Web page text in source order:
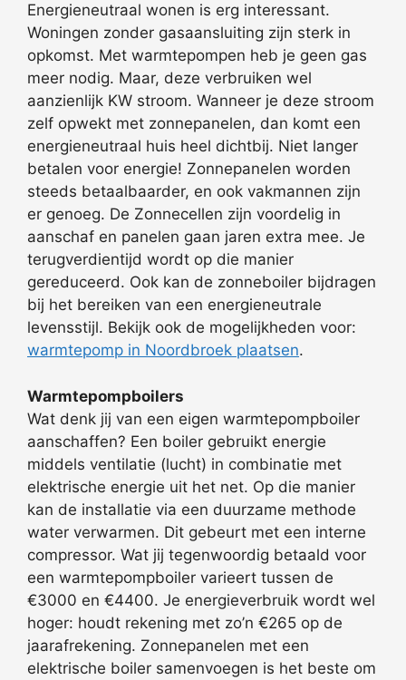
Energieneutraal wonen is erg interessant.
Woningen zonder gasaansluiting zijn sterk in
opkomst. Met warmtepompen heb je geen gas
meer nodig. Maar, deze verbruiken wel
aanzienlijk KW stroom. Wanneer je deze stroom
zelf opwekt met zonnepanelen, dan komt een
energieneutraal huis heel dichtbij. Niet langer
betalen voor energie! Zonnepanelen worden
steeds betaalbaarder, en ook vakmannen zijn
er genoeg. De Zonnecellen zijn voordelig in
aanschaf en panelen gaan jaren extra mee. Je
terugverdientijd wordt op die manier
gereduceerd. Ook kan de zonneboiler bijdragen
bij het bereiken van een energieneutrale
levensstijl. Bekijk ook de mogelijkheden voor:
warmtepomp in Noordbroek plaatsen.
Warmtepompboilers
Wat denk jij van een eigen warmtepompboiler
aanschaffen? Een boiler gebruikt energie
middels ventilatie (lucht) in combinatie met
elektrische energie uit het net. Op die manier
kan de installatie via een duurzame methode
water verwarmen. Dit gebeurt met een interne
compressor. Wat jij tegenwoordig betaald voor
een warmtepompboiler varieert tussen de
€3000 en €4400. Je energieverbruik wordt wel
hoger: houdt rekening met zo’n €265 op de
jaarafrekening. Zonnepanelen met een
elektrische boiler samenvoegen is het beste om